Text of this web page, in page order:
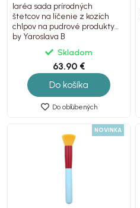
Iaréa sada prírodných
štetcov na líčenie z kozích
chlpov na pudrové produkty,
by Yaroslava B
Skladom
63.90 €
Do košíka
Do obľúbených
NOVINKA